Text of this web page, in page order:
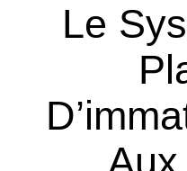
Le
Aux